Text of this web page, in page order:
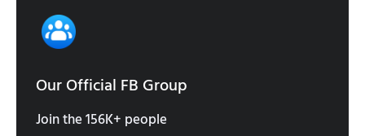
Our Official FB Group
Join the 156K+ people